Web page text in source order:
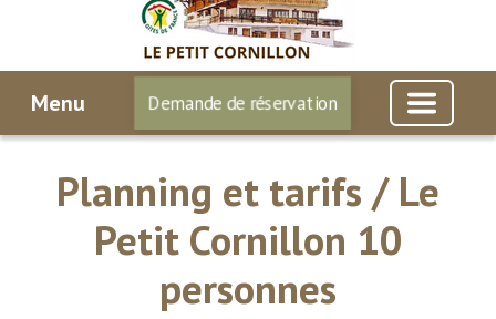
Menu Demande de réservation
Planning et tarifs / Le
Petit Cornillon 10
personnes